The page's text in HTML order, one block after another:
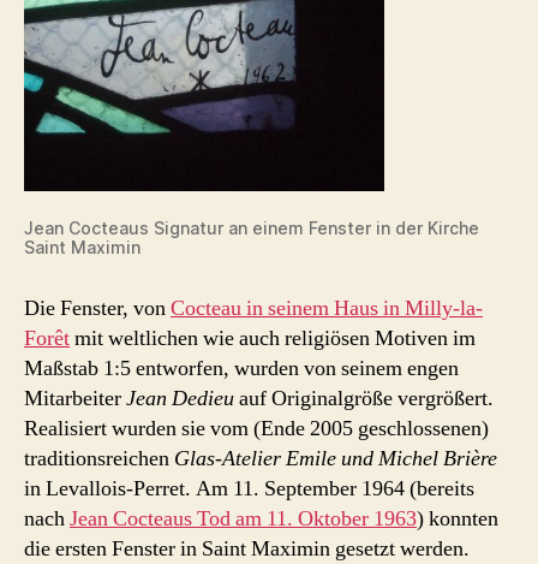
Jean Cocteaus Signatur an einem Fenster in der Kirche
Saint Maximin
Die Fenster, vonCocteau in seinem Haus in Milly-la-
Forêtmit weltlichen wie auch religiösen Motiven im
Maßstab 1:5 entworfen, wurden von seinem engen
MitarbeiterJean Dedieuauf Originalgröße vergrößert.
Realisiert wurden sie vom (Ende 2005 geschlossenen)
traditionsreichen Glas-Atelier Emile und Michel Brière
in Levallois-Perret. Am 11. September 1964 (bereits
nachJean Cocteaus Tod am 11. Oktober 1963) konnten
die ersten Fenster in Saint Maximin gesetzt werden.